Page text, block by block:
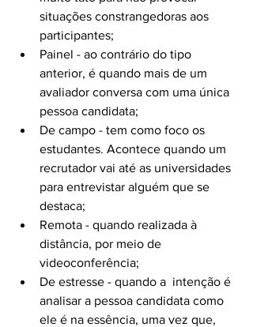
situações constrangedoras aos
participantes;
Painel - ao contrário do tipo
anterior, é quando mais de um
avaliador conversa com uma única
pessoa candidata;
De campo - tem como foco os
estudantes. Acontece quando um
recrutador vai até as universidades
para entrevistar alguém que se
destaca;
Remota - quando realizada à
distância, por meio de
videoconferência;
De estresse - quando a  intenção é
analisar a pessoa candidata como
ele é na essência, uma vez que,